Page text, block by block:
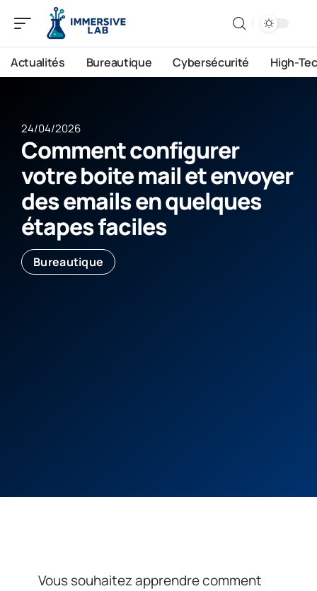
Actualités Bureautique Cybersécurité High-
24/04/2026
Comment configurer
votre boite mail et envoyer
des emails en quelques
étapes faciles
Bureautique
Vous souhaitez apprendre comment